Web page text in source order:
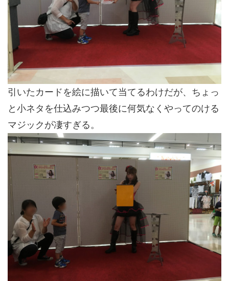
引いたカードを絵に描いて当てるわけだが、ちょっ
と小ネタを仕込みつつ最後に何気なくやってのける
マジックが凄すぎる。